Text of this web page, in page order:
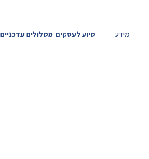
מידע סיוע לעסקים-מסלולים עדכניים